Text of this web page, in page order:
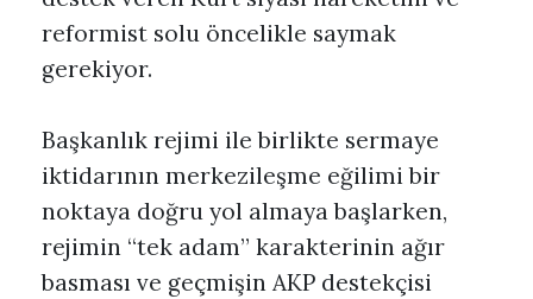
reformist solu öncelikle saymak
gerekiyor.
Başkanlık rejimi ile birlikte sermaye
iktidarının merkezileşme eğilimi bir
noktaya doğru yol almaya başlarken,
rejimin “tek adam” karakterinin ağır
basması ve geçmişin AKP destekçisi